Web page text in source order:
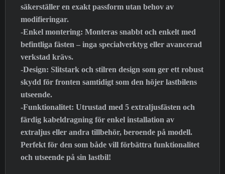
säkerställer en exakt passform utan behov av
modifieringar.
-Enkel montering: Monteras snabbt och enkelt med
befintliga fästen – inga specialverktyg eller avancerad
verkstad krävs.
-Design: Slitstark och stilren design som ger ett robust
skydd för fronten samtidigt som den höjer lastbilens
utseende.
-Funktionalitet: Utrustad med 5 extraljusfästen och
färdig kabeldragning för enkel installation av
extraljus eller andra tillbehör, beroende på modell.
Perfekt för den som både vill förbättra funktionalitet
och utseende på sin lastbil!